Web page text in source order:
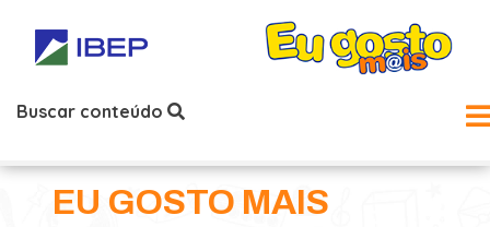
Buscar conteúdo
EU GOSTO MAIS